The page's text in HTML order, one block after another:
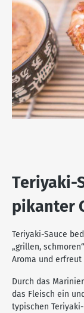
Teriyaki-
pikanter
Teriyaki-Sauce
„grillen,
Aroma und
Durch das
das Fleisch ein
typischen